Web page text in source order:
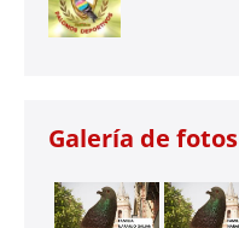
Galería de fotos